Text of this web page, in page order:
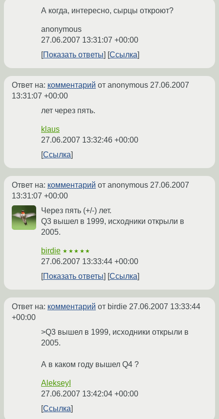
А когда, интересно, сырцы откроют?
anonymous
27.06.2007 13:31:07 +00:00
Показать ответы
Ссылка
Ответ на: комментарий от anonymous 27.06.2007
13:31:07 +00:00
лет через пять.
klaus
27.06.2007 13:32:46 +00:00
Ссылка
Ответ на: комментарий от anonymous 27.06.2007
13:31:07 +00:00
Через пять (+/-) лет.
Q3 вышел в 1999, исходники открыли в
2005.
birdie ★★★★★
27.06.2007 13:33:44 +00:00
Показать ответы
Ссылка
Ответ на: комментарий от birdie 27.06.2007 13:33:44
+00:00
>Q3 вышел в 1999, исходники открыли в
2005.
А в каком году вышел Q4 ?
AlekseyI
27.06.2007 13:42:04 +00:00
Ссылка